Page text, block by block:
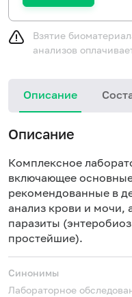
Взятие
анализов
Описание
Описание
Комплексное
включающее
рекомендованные в
анализ крови и мочи,
паразиты
простейшие).
Синонимы
Лабораторное